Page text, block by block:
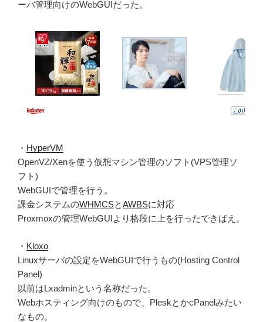
ーバ管理向けのWebGUIだった。
・ HyperVM
OpenVZ/Xenを使う仮想マシン管理のソフト(VPS管理ソ
フト)
WebGUIで管理を行う。
課金システムのWHMCSとAWBSに対応
Proxmoxの管理WebGUIより格段に上を行ったできばえ。
・ Kloxo
Linuxサーバの設定をWebGUIで行うもの(Hosting Control
Panel)
以前はLxadminという名称だった。
Webホスティング向けのもので、PleskとかcPanelみたい
なもの。